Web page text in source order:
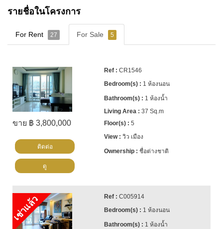
รายชื่อในโครงการ
For Rent 27 For Sale 5
ขาย ฿ 3,800,000
CR1546
1 ห้องนอน
1 ห้องน้ำ
37 Sq.m
5
วิว เมือง
ชื่อต่างชาติ
ติดต่อ
ดู
เช่าแล้ว
C005914
1 ห้องนอน
1 ห้องน้ำ